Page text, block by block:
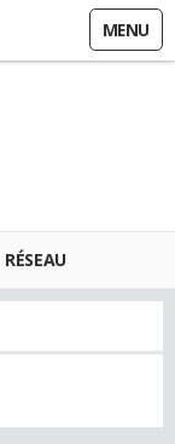
MENU
RÉSEAU